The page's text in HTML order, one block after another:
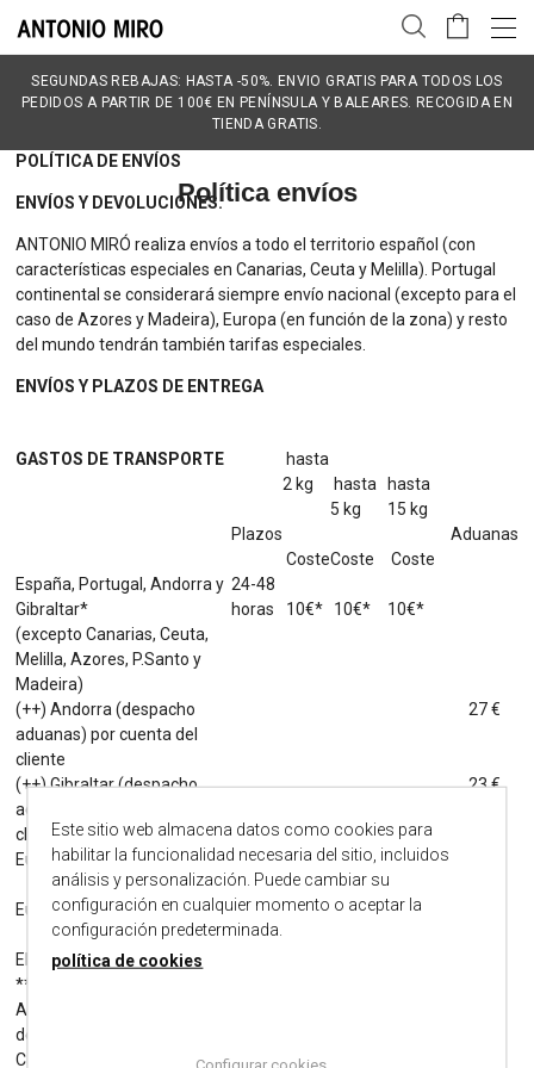
SEGUNDAS REBAJAS: HASTA -50%. ENVIO GRATIS PARA TODOS LOS
PEDIDOS A PARTIR DE 100€ EN PENÍNSULA Y BALEARES. RECOGIDA EN
TIENDA GRATIS.
Política envíos
POLÍTICA DE ENVÍOS
ENVÍOS Y DEVOLUCIONES.
ANTONIO MIRÓ realiza envíos a todo el territorio español (con
características especiales en Canarias, Ceuta y Melilla). Portugal
continental se considerará siempre envío nacional (excepto para el
caso de Azores y Madeira), Europa (en función de la zona) y resto
del mundo tendrán también tarifas especiales.
ENVÍOS Y PLAZOS DE ENTREGA
GASTOS DE TRANSPORTE
hasta
2 kg
hasta
5 kg
hasta
15 kg
Plazos
CosteCoste Coste
Aduanas
España, Portugal, Andorra y
Gibraltar*
24-48
horas
10€* 10€*
10€*
(excepto Canarias, Ceuta,
Melilla, Azores, P.Santo y
Madeira)
(++) Andorra (despacho
aduanas) por cuenta del
cliente
27 €
(++) Gibraltar (despacho
aduanas) por cuenta del
cliente
23 €
Europa (Zona 1) **
4-5
días
25€* 30€*
40€*
Europa (Zona 2)¨***
6-7
días
EEEUU y Canadá (Zona 3)
***
Améica Central y América
del Sur (Zona 4) ***
Canarias, Ceuta y Melilla (+)
Este sitio web almacena datos como cookies para
habilitar la funcionalidad necesaria del sitio, incluidos
análisis y personalización. Puede cambiar su
configuración en cualquier momento o aceptar la
configuración predeterminada.
política de cookies